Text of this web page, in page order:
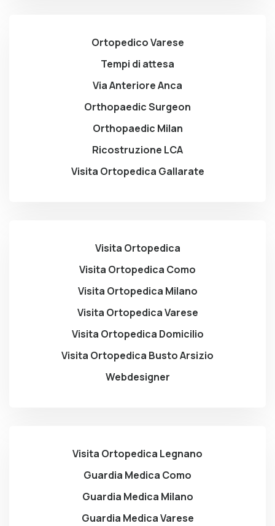
Ortopedico Varese
Tempi di attesa
Via Anteriore Anca
Orthopaedic Surgeon
Orthopaedic Milan
Ricostruzione LCA
Visita Ortopedica Gallarate
Visita Ortopedica
Visita Ortopedica Como
Visita Ortopedica Milano
Visita Ortopedica Varese
Visita Ortopedica Domicilio
Visita Ortopedica Busto Arsizio
Webdesigner
Visita Ortopedica Legnano
Guardia Medica Como
Guardia Medica Milano
Guardia Medica Varese